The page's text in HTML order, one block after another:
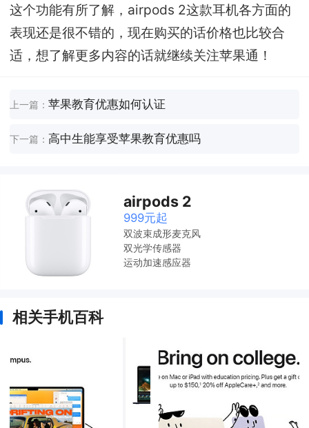
这个功能有所了解，airpods 2这款耳机各方面的
表现还是很不错的，现在购买的话价格也比较合
适，想了解更多内容的话就继续关注苹果通！
上一篇：苹果教育优惠如何认证
下一篇： 高中生能享受苹果教育优惠吗
airpods 2
999元起
双波束成形麦克风
双光学传感器
运动加速感应器
相关手机百科